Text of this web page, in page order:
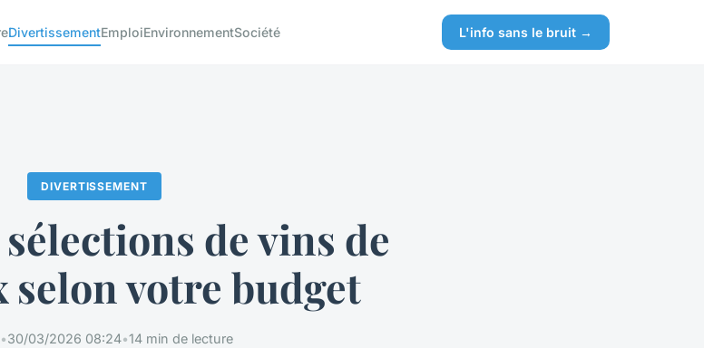
DivertissementEmploiEnvironnementSociété L'info sans le bruit →
DIVERTISSEMENT
de vins de
selon votre budget
•30/03/2026 08:24•14 min de lecture